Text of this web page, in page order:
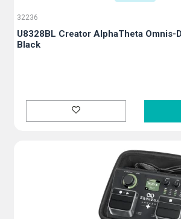
32236
U8328BL Creator AlphaTheta Omnis-
Black